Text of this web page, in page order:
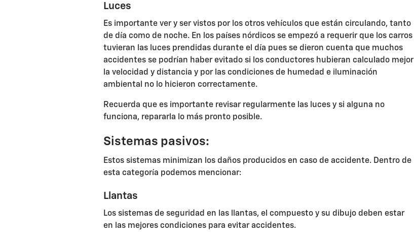
Luces
Es importante ver y ser vistos por los otros vehículos que están circulando, tanto
de día como de noche. En los países nórdicos se empezó a requerir que los carros
tuvieran las luces prendidas durante el día pues se dieron cuenta que muchos
accidentes se podrían haber evitado si los conductores hubieran calculado mejor
la velocidad y distancia y por las condiciones de humedad e iluminación
ambiental no lo hicieron correctamente.
Recuerda que es importante revisar regularmente las luces y si alguna no
funciona, repararla lo más pronto posible.
Sistemas pasivos:
Estos sistemas minimizan los daños producidos en caso de accidente. Dentro de
esta categoría podemos mencionar:
Llantas
Los sistemas de seguridad en las llantas, el compuesto y su dibujo deben estar
en las mejores condiciones para evitar accidentes.